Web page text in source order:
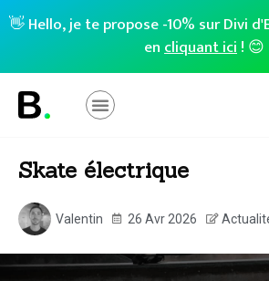
👋 Hello, je te propose -10% sur Divi
encliquant ici! 😊
Skate électrique
Valentin 26 Avr 2026